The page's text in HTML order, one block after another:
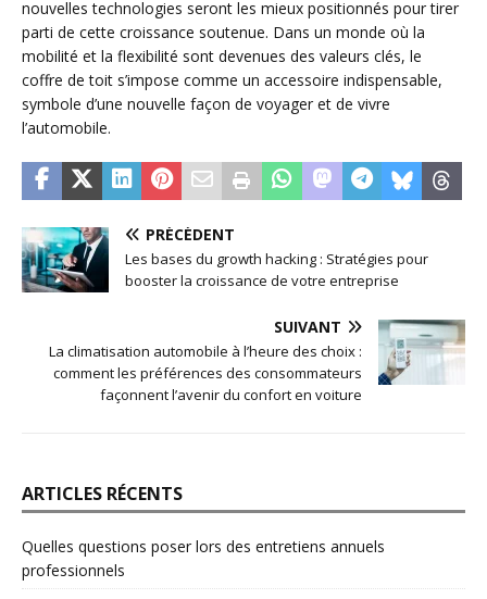
nouvelles technologies seront les mieux positionnés pour tirer
parti de cette croissance soutenue. Dans un monde où la
mobilité et la flexibilité sont devenues des valeurs clés, le
coffre de toit s’impose comme un accessoire indispensable,
symbole d’une nouvelle façon de voyager et de vivre
l’automobile.
PRÉCÉDENT
Les bases du growth hacking : Stratégies pour
booster la croissance de votre entreprise
SUIVANT
La climatisation automobile à l’heure des choix :
comment les préférences des consommateurs
façonnent l’avenir du confort en voiture
ARTICLES RÉCENTS
Quelles questions poser lors des entretiens annuels
professionnels